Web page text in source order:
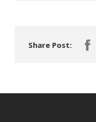
Share Post: